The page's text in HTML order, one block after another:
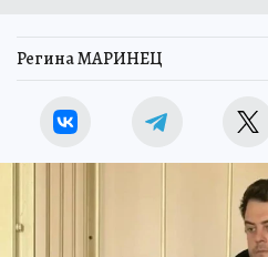
Регина МАРИНЕЦ